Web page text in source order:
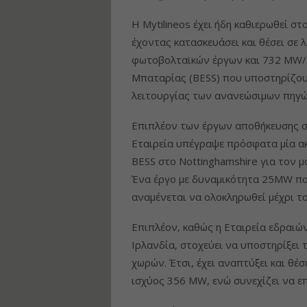
Η Mytilineos έχει ήδη καθιερωθεί
έχοντας κατασκευάσει και θέσει
φωτοβολταϊκών έργων και 732
Μπαταρίας (BESS) που
λειτουργίας των ανανεώσιμων
Επιπλέον των έργων αποθήκευσης
Εταιρεία υπέγραψε πρόσφατα μία
BESS στο Nottinghamshire για τον
Ένα έργο με δυναμικότητα 25MW
αναμένεται να ολοκληρωθεί μέχρι
Επιπλέον, καθώς η Εταιρεία
Ιρλανδία, στοχεύει να
χωρών. Έτσι, έχει αναπτύξει και
ισχύος 356 MW, ενώ συνεχίζει να